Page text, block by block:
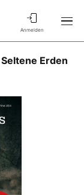
Anmelden
Erden